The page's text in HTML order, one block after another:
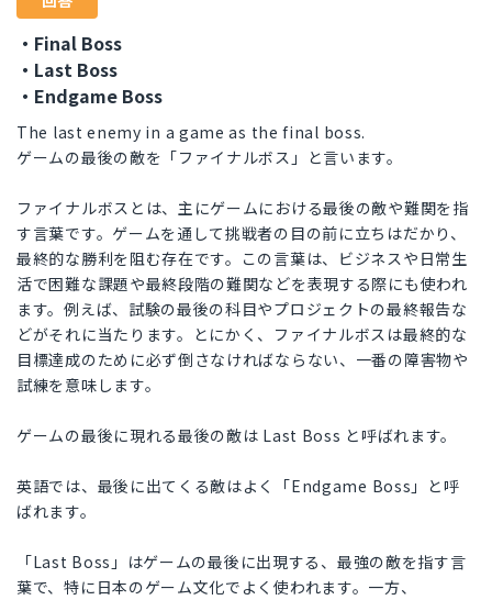
・Final Boss
・Last Boss
・Endgame Boss
The last enemy in a game as the final boss.
ゲームの最後の敵を「ファイナルボス」と言います。
ファイナルボスとは、主にゲームにおける最後の敵や難関を指
す言葉です。ゲームを通して挑戦者の目の前に立ちはだかり、
最終的な勝利を阻む存在です。この言葉は、ビジネスや日常生
活で困難な課題や最終段階の難関などを表現する際にも使われ
ます。例えば、試験の最後の科目やプロジェクトの最終報告な
どがそれに当たります。とにかく、ファイナルボスは最終的な
目標達成のために必ず倒さなければならない、一番の障害物や
試練を意味します。
ゲームの最後に現れる最後の敵は Last Boss と呼ばれます。
英語では、最後に出てくる敵はよく「Endgame Boss」と呼
ばれます。
「Last Boss」はゲームの最後に出現する、最強の敵を指す言
葉で、特に日本のゲーム文化でよく使われます。一方、